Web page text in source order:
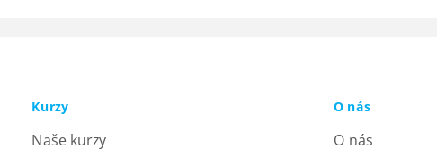
Kurzy
Naše kurzy
O nás
O nás